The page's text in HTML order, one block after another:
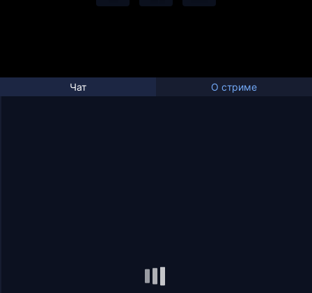
Чат О стриме